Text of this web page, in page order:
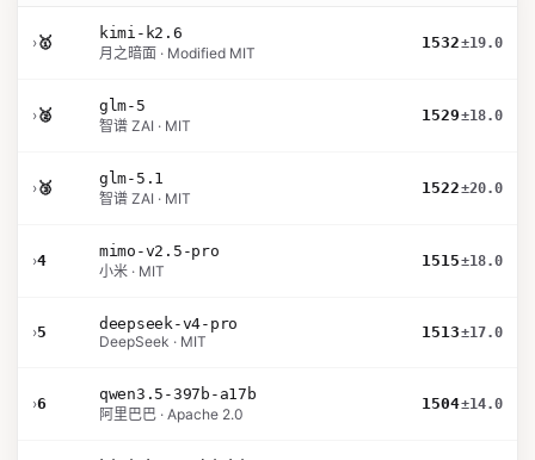
›🥇
kimi-k2.6
月之暗面 · Modified MIT
1532±19.0
›🥈
glm-5
智谱 ZAI · MIT
1529±18.0
›🥉
glm-5.1
智谱 ZAI · MIT
1522±20.0
›4
mimo-v2.5-pro
小米 · MIT
1515±18.0
›5
deepseek-v4-pro
DeepSeek · MIT
1513±17.0
›6
qwen3.5-397b-a17b
阿里巴巴 · Apache 2.0
1504±14.0